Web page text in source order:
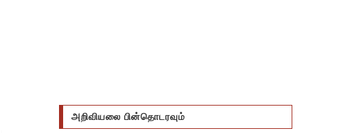
அறிவியலை பின்தொடரவும்